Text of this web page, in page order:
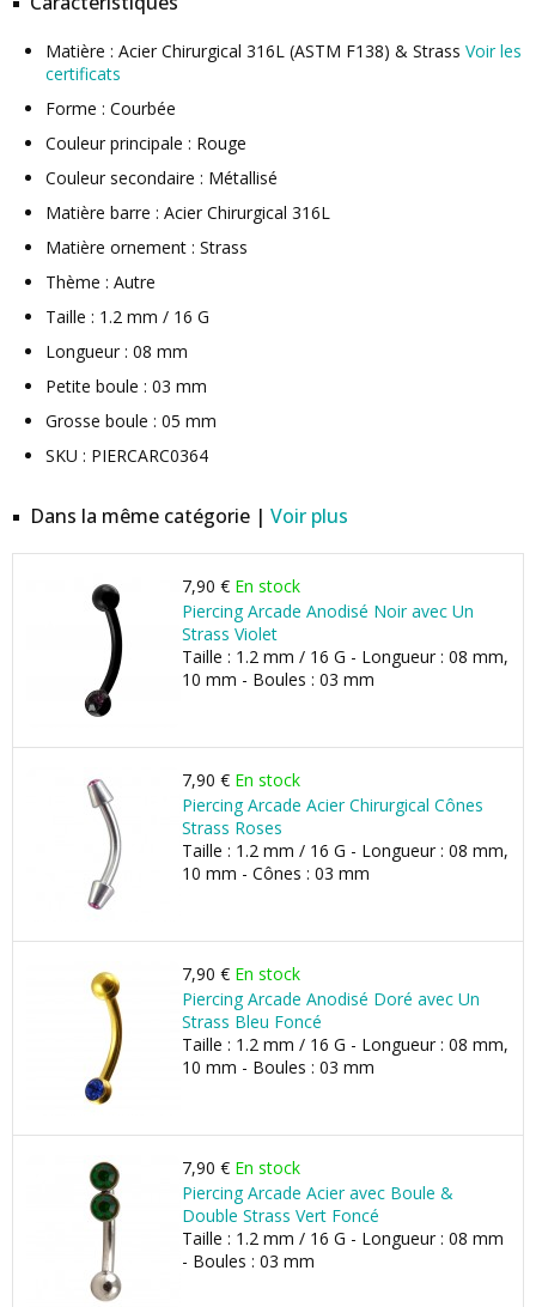
Matière : Acier Chirurgical 316L (ASTM F138) & Strass Voir les
certificats
Forme : Courbée
Couleur principale : Rouge
Couleur secondaire : Métallisé
Matière barre : Acier Chirurgical 316L
Matière ornement : Strass
Thème : Autre
Taille : 1.2 mm / 16 G
Longueur : 08 mm
Petite boule : 03 mm
Grosse boule : 05 mm
SKU : PIERCARC0364
Dans la même catégorie | Voir plus
7,90 € En stock
Piercing Arcade Anodisé Noir avec Un
Strass Violet
Taille : 1.2 mm / 16 G - Longueur : 08 mm,
10 mm - Boules : 03 mm
7,90 € En stock
Piercing Arcade Acier Chirurgical Cônes
Strass Roses
Taille : 1.2 mm / 16 G - Longueur : 08 mm,
10 mm - Cônes : 03 mm
7,90 € En stock
Piercing Arcade Anodisé Doré avec Un
Strass Bleu Foncé
Taille : 1.2 mm / 16 G - Longueur : 08 mm,
10 mm - Boules : 03 mm
7,90 € En stock
Piercing Arcade Acier avec Boule &
Double Strass Vert Foncé
Taille : 1.2 mm / 16 G - Longueur : 08 mm
- Boules : 03 mm